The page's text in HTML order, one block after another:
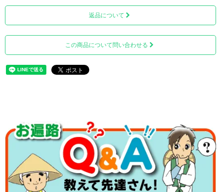
磁器のような深みのある発色と質感を実現した高品質で劣
色は、深遠をイメージした『ピュアブラック』。 光沢があ
返品について
この商品について問い合わせる